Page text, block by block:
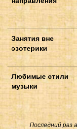
Занятия вне
эзотерики
Любимые стили
музыки
Последний раз